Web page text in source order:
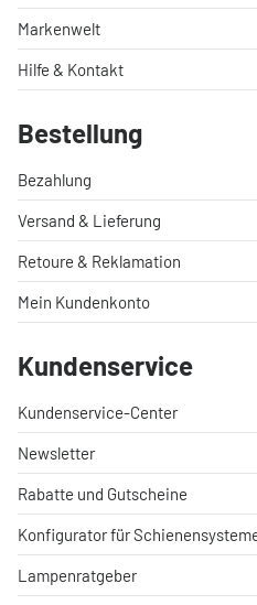
Markenwelt
Hilfe & Kontakt
Bestellung
Bezahlung
Versand & Lieferung
Retoure & Reklamation
Mein Kundenkonto
Kundenservice
Kundenservice-Center
Newsletter
Rabatte und Gutscheine
Konfigurator für
Lampenratgeber